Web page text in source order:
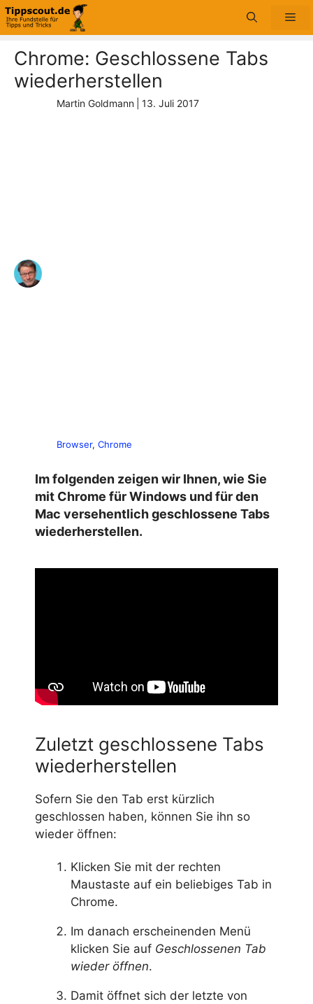
Zum
Inhalt
Chrome: Geschlossene Tabs
wiederherstellen
Martin Goldmann 13. Juli 2017
Browser, Chrome
Im folgenden zeigen wir Ihnen, wie Sie
mit Chrome für Windows und für den
Mac versehentlich geschlossene Tabs
wiederherstellen.
Zuletzt geschlossene Tabs
wiederherstellen
Sofern Sie den Tab erst kürzlich
geschlossen haben, können Sie ihn so
wieder öffnen:
Klicken Sie mit der rechten
Maustaste auf ein beliebiges Tab in
Chrome.
Im danach erscheinenden Menü
klicken Sie auf Geschlossenen Tab
wieder öffnen.
Damit öffnet sich der letzte von